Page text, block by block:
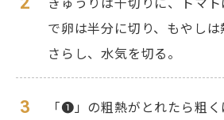
で卵は半分に切り、もやし
さらし、水気を切る。
3
「❶」の粗熱がとれたら粗く